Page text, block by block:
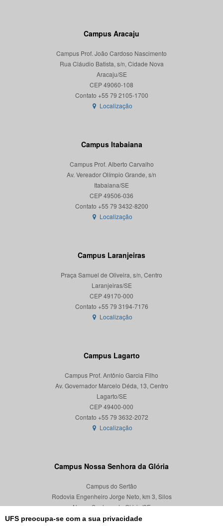
UFS preocupa-se com a sua privacidade
Campus Aracaju
Campus Prof. João Cardoso Nascimento
Rua Cláudio Batista, s/n, Cidade Nova
Aracaju/SE
CEP 49060-108
Localização
Campus Itabaiana
Campus Prof. Alberto Carvalho
Av. Vereador Olímpio Grande, s/n
Itabaiana/SE
CEP 49506-036
Localização
Campus Laranjeiras
Praça Samuel de Oliveira, s/n, Centro
Laranjeiras/SE
CEP 49170-000
Localização
Campus Lagarto
Campus Prof. Antônio Garcia Filho
Av. Governador Marcelo Déda, 13, Centro
Lagarto/SE
CEP 49400-000
Localização
Campus Nossa Senhora da Glória
Campus do Sertão
Rodovia Engenheiro Jorge Neto, km 3, Silos
Nossa Senhora da Glória/SE
CEP 49680-000